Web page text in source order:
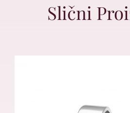
Slični